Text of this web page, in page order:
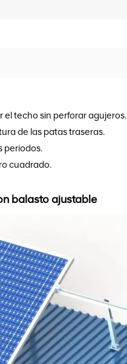
techo sin perforar agujeros.
de las patas traseras.
periodos.
cuadrado.
balasto ajustable